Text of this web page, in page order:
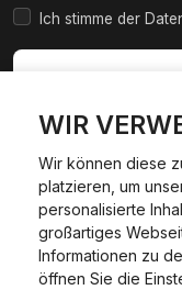
WIR
Wir können diese
platzieren, um
personalisierte
großartiges
Informationen zu
öffnen Sie die
Ich stimme der
Widerrufsbelehrung
©2026